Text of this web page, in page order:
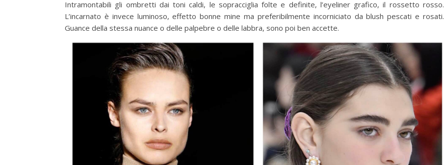
Intramontabili gli ombretti dai toni caldi, le sopracciglia folte e definite, l’eyeliner grafico, il rossetto rosso.
L’incarnato è invece luminoso, effetto bonne mine ma preferibilmente incorniciato da blush pescati e rosati.
Guance della stessa nuance o delle palpebre o delle labbra, sono poi ben accette.